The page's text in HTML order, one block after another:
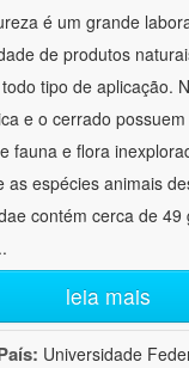
é um grande
de produtos
tipo de aplicação.
e o cerrado
fauna e flora
as espécies animais
contém cerca de 49
leia mais
Universidade